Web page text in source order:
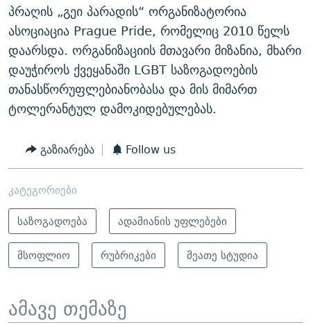
პრაღის „გეი პარადის“ ორგანიზატორია
ასოციაცია Prague Pride, რომელიც 2010 წელს
დაარსდა. ორგანიზაციის მთავარი მიზანია, მხარი
დაუჭიროს ქვეყანაში LGBT საზოგადოების
თანასწორუფლებიანობასა და მის მიმართ
ტოლერანტულ დამოკიდებულებას.
გაზიარება Follow us
კატეგორიები
საზოგადოება
ადამიანის უფლებები
მსოფლიო
რუბრიკები მეათე სტუდია
ამავე თემაზე